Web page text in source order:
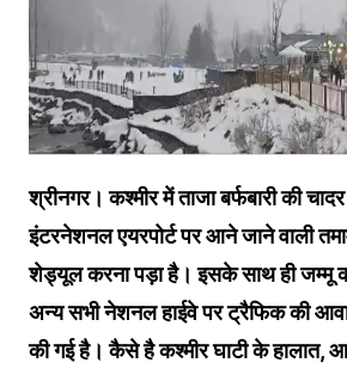
श्रीनगर। कश्मीर में ताजा बर्फबारी की
इंटरनेशनल एयरपोर्ट पर आने जाने वाली
शेड्यूल करना पड़ा है। इसके साथ ही जम्मू
अन्य सभी नेशनल हाईवे पर ट्रैफिक की
की गई है। कैसे है कश्मीर घाटी के हालात,